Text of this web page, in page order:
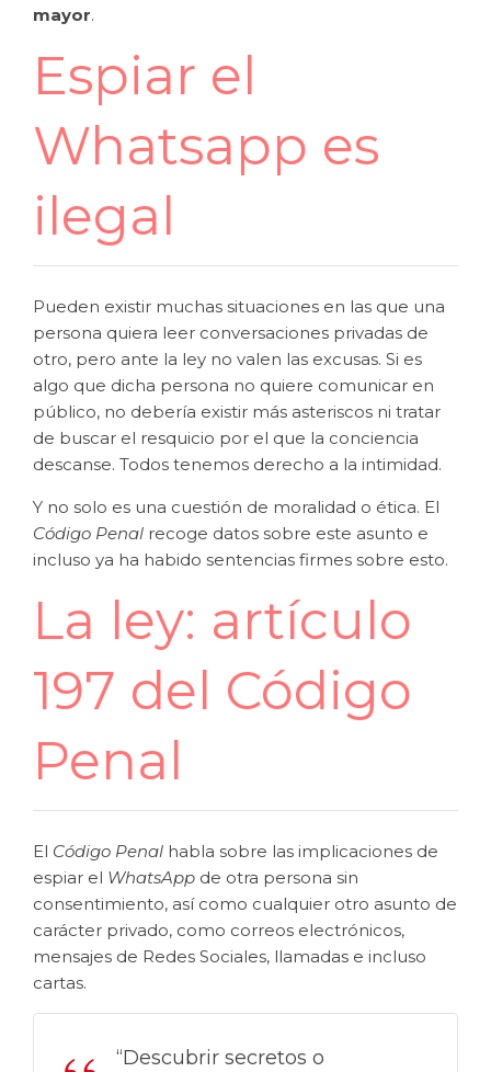
mayor.
Espiar el
Whatsapp es
ilegal
Pueden existir muchas situaciones en las que una
persona quiera leer conversaciones privadas de
otro, pero ante la ley no valen las excusas. Si es
algo que dicha persona no quiere comunicar en
público, no debería existir más asteriscos ni tratar
de buscar el resquicio por el que la conciencia
descanse. Todos tenemos derecho a la intimidad.
Y no solo es una cuestión de moralidad o ética. El
Código Penal recoge datos sobre este asunto e
incluso ya ha habido sentencias firmes sobre esto.
La ley: artículo
197 del Código
Penal
El Código Penal habla sobre las implicaciones de
espiar el WhatsApp de otra persona sin
consentimiento, así como cualquier otro asunto de
carácter privado, como correos electrónicos,
mensajes de Redes Sociales, llamadas e incluso
cartas.
“Descubrir secretos o